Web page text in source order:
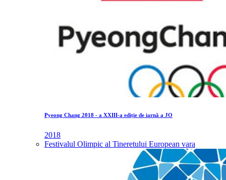
Pyeong Chang 2018 - a XXIII-a ediție de iarnă a JO
2018
Festivalul Olimpic al Tineretului European vara